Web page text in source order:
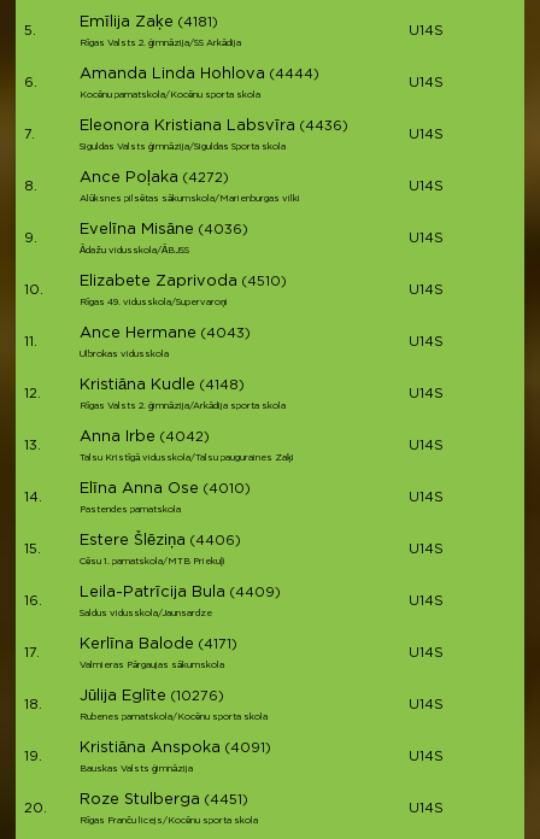
5.
Emīlija Zaķe (4181)
Rīgas Valsts 2. ģimnāzija/SS Arkādija
U14S
6.
Amanda Linda Hohlova (4444)
Kocēnu pamatskola/Kocēnu sporta skola
U14S
7.
Eleonora Kristiana Labsvīra (4436)
Siguldas Valsts ģimnāzija/Siguldas Sporta skola
U14S
8.
Ance Poļaka (4272)
Alūksnes pilsētas sākumskola/Marienburgas vilki
U14S
9.
Evelīna Misāne (4036)
Ādažu vidusskola/ĀBJSS
U14S
10.
Elizabete Zaprivoda (4510)
Rīgas 49. vidusskola/Supervaroņi
U14S
11.
Ance Hermane (4043)
Ulbrokas vidusskola
U14S
12.
Kristiāna Kudle (4148)
Rīgas Valsts 2. ģimnāzija/Arkādija sporta skola
U14S
13.
Anna Irbe (4042)
Talsu Kristīgā vidusskola/Talsu pauguraines Zaķi
U14S
14.
Elīna Anna Ose (4010)
Pastendes pamatskola
U14S
15.
Estere Šlēziņa (4406)
Cēsu 1. pamatskola/MTB Priekuļi
U14S
16.
Leila-Patrīcija Bula (4409)
Saldus vidusskola/Jaunsardze
U14S
17.
Kerlīna Balode (4171)
Valmieras Pārgaujas sākumskola
U14S
18.
Jūlija Eglīte (10276)
Rubenes pamatskola/Kocēnu sporta skola
U14S
19.
Kristiāna Anspoka (4091)
Bauskas Valsts ģimnāzija
U14S
20.
Roze Stulberga (4451)
Rīgas Franču licejs/Kocēnu sporta skola
U14S